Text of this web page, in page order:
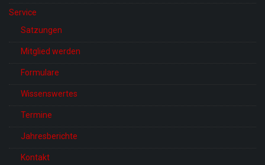
Service
Satzungen
Mitglied werden
Formulare
Wissenswertes
Termine
Jahresberichte
Kontakt